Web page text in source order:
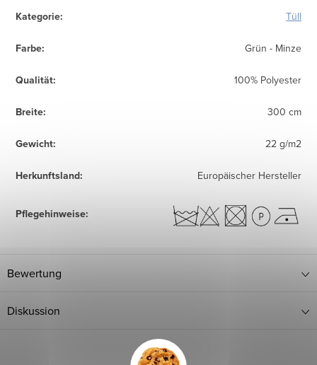
Kategorie: Tüll
Farbe: Grün - Minze
Qualität: 100% Polyester
Breite: 300 cm
Gewicht: 22 g/m2
Herkunftsland: Europäischer Hersteller
Pflegehinweise:
Bewertung
Diskussion